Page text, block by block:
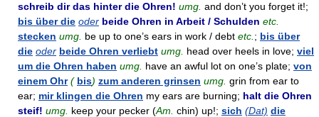
schreib dir das hinter die Ohren! umg. and don’t you forget it!;
bis über die oder beide Ohren in Arbeit / Schulden etc.
stecken umg. be up to one’s ears in work / debt etc. ; bis über
die oder beide Ohren verliebt umg. head over heels in love; viel
um die Ohren haben umg. have an awful lot on one’s plate; von
einem Ohr ( bis) zum anderen grinsen umg. grin from ear to
ear; mir klingen die Ohren my ears are burning; halt die Ohren
steif! umg. keep your pecker (Am. chin) up!; sich (Dat) die